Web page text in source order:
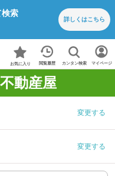
検索
詳しくはこちら
お気に入り 閲覧履歴 カンタン検索 マイページ
動産屋
変更する
変更する